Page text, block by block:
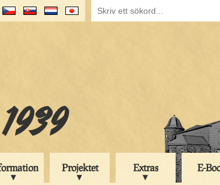
Projektet Extras E-